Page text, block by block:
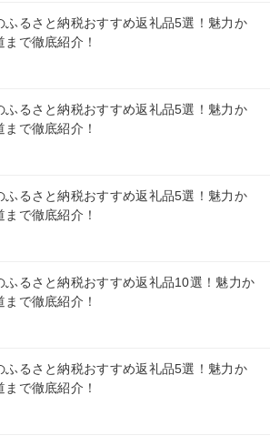
ふるさと納税おすすめ返礼品5選！魅力か
まで徹底紹介！
ふるさと納税おすすめ返礼品5選！魅力か
まで徹底紹介！
ふるさと納税おすすめ返礼品5選！魅力か
まで徹底紹介！
ふるさと納税おすすめ返礼品10選！魅力か
まで徹底紹介！
ふるさと納税おすすめ返礼品5選！魅力か
まで徹底紹介！